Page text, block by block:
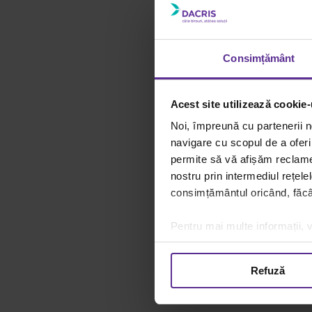
Consimțământ
Acest site utilizează
Noi, împreună cu partenerii
navigare cu scopul de a
permite să vă afișăm
nostru prin intermediul
consimțământul oricând,
Pentru mai multe informații,
Refuză
Sursa foto: pinterest
facem.
8. Acționează!
Poate că te tot întrebi
Actiunea este